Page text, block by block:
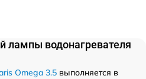
лампы водонагревателя
Omega 3.5 выполняется в